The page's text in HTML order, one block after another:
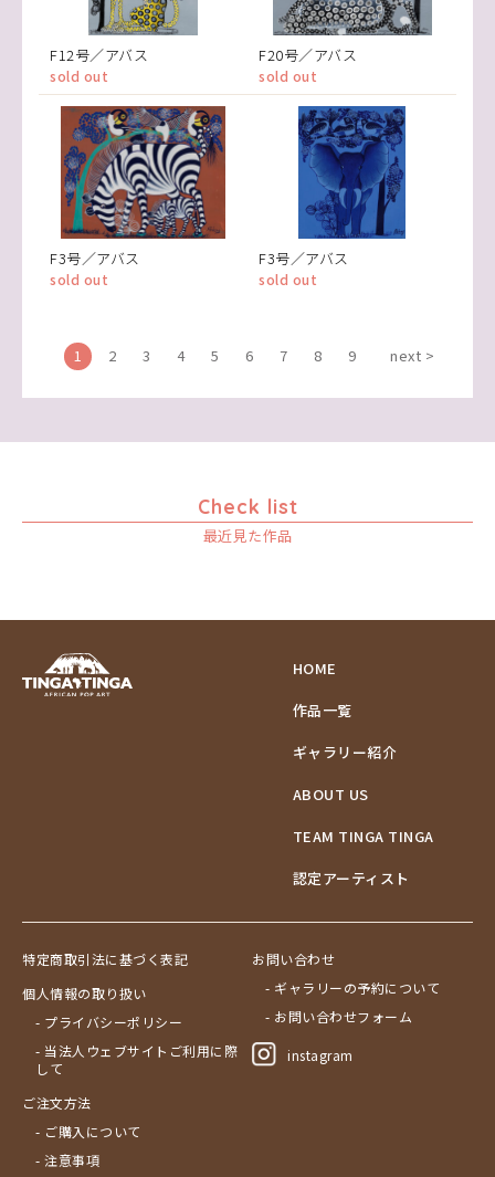
F12号／アバス
sold out
F20号／アバス
sold out
F3号／アバス
sold out
F3号／アバス
sold out
1 2 3 4 5 6 7 8 9 next >
Check list
最近見た作品
HOME
作品一覧
ギャラリー紹介
ABOUT US
TEAM TINGA TINGA
認定アーティスト
特定商取引法に基づく表記
個人情報の取り扱い
- プライバシーポリシー
- 当法人ウェブサイトご利用に際
して
ご注文方法
- ご購入について
- 注意事項
お問い合わせ
- ギャラリーの予約について
- お問い合わせフォーム
instagram